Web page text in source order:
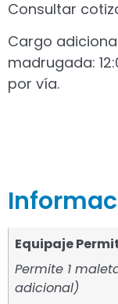
Consultar
Cargo
madrugada:
por vía.
Equipaje
Permite 1
adicional)